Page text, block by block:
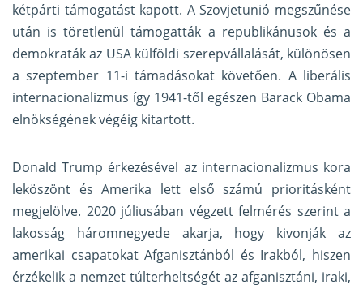
kétpárti támogatást kapott. A Szovjetunió megszűnése
után is töretlenül támogatták a republikánusok és a
demokraták az USA külföldi szerepvállalását, különösen
a szeptember 11-i támadásokat követően. A liberális
internacionalizmus így 1941-től egészen Barack Obama
elnökségének végéig kitartott.
Donald Trump érkezésével az internacionalizmus kora
leköszönt és Amerika lett első számú prioritásként
megjelölve. 2020 júliusában végzett felmérés szerint a
lakosság háromnegyede akarja, hogy kivonják az
amerikai csapatokat Afganisztánból és Irakból, hiszen
érzékelik a nemzet túlterheltségét az afganisztáni, iraki,